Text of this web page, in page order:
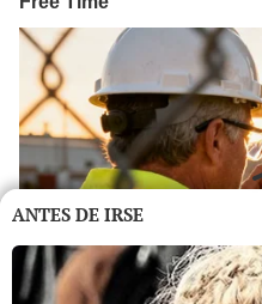
ANTES DE IRSE